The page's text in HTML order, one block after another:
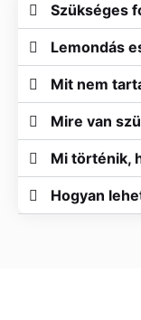
Szükséges
Lemondás
Mit nem
Mire van
Mi történik,
Hogyan